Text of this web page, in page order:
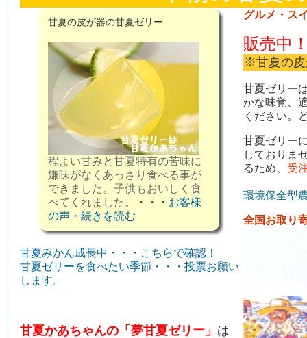
甘夏の皮が器の甘夏ゼリー
程よい甘みと甘夏特有の苦味に
嫌味がなくあっさり食べる事が
できました。子供もおいしく食
べてくれました。
・・・ お客様
の声・続きを読む
甘夏みかん成長中・・・こちらで確認！
甘夏ゼリーを食べたい季節・・・投票お願い
します。
甘夏かあちゃんの「夢甘夏ゼリー」 は
グルメ・ス
販売中
※甘夏の皮
甘夏ゼリー
かな味覚、
ください。
甘夏ゼリー
しておりま
るため、 受
環境保全型
全国お取り